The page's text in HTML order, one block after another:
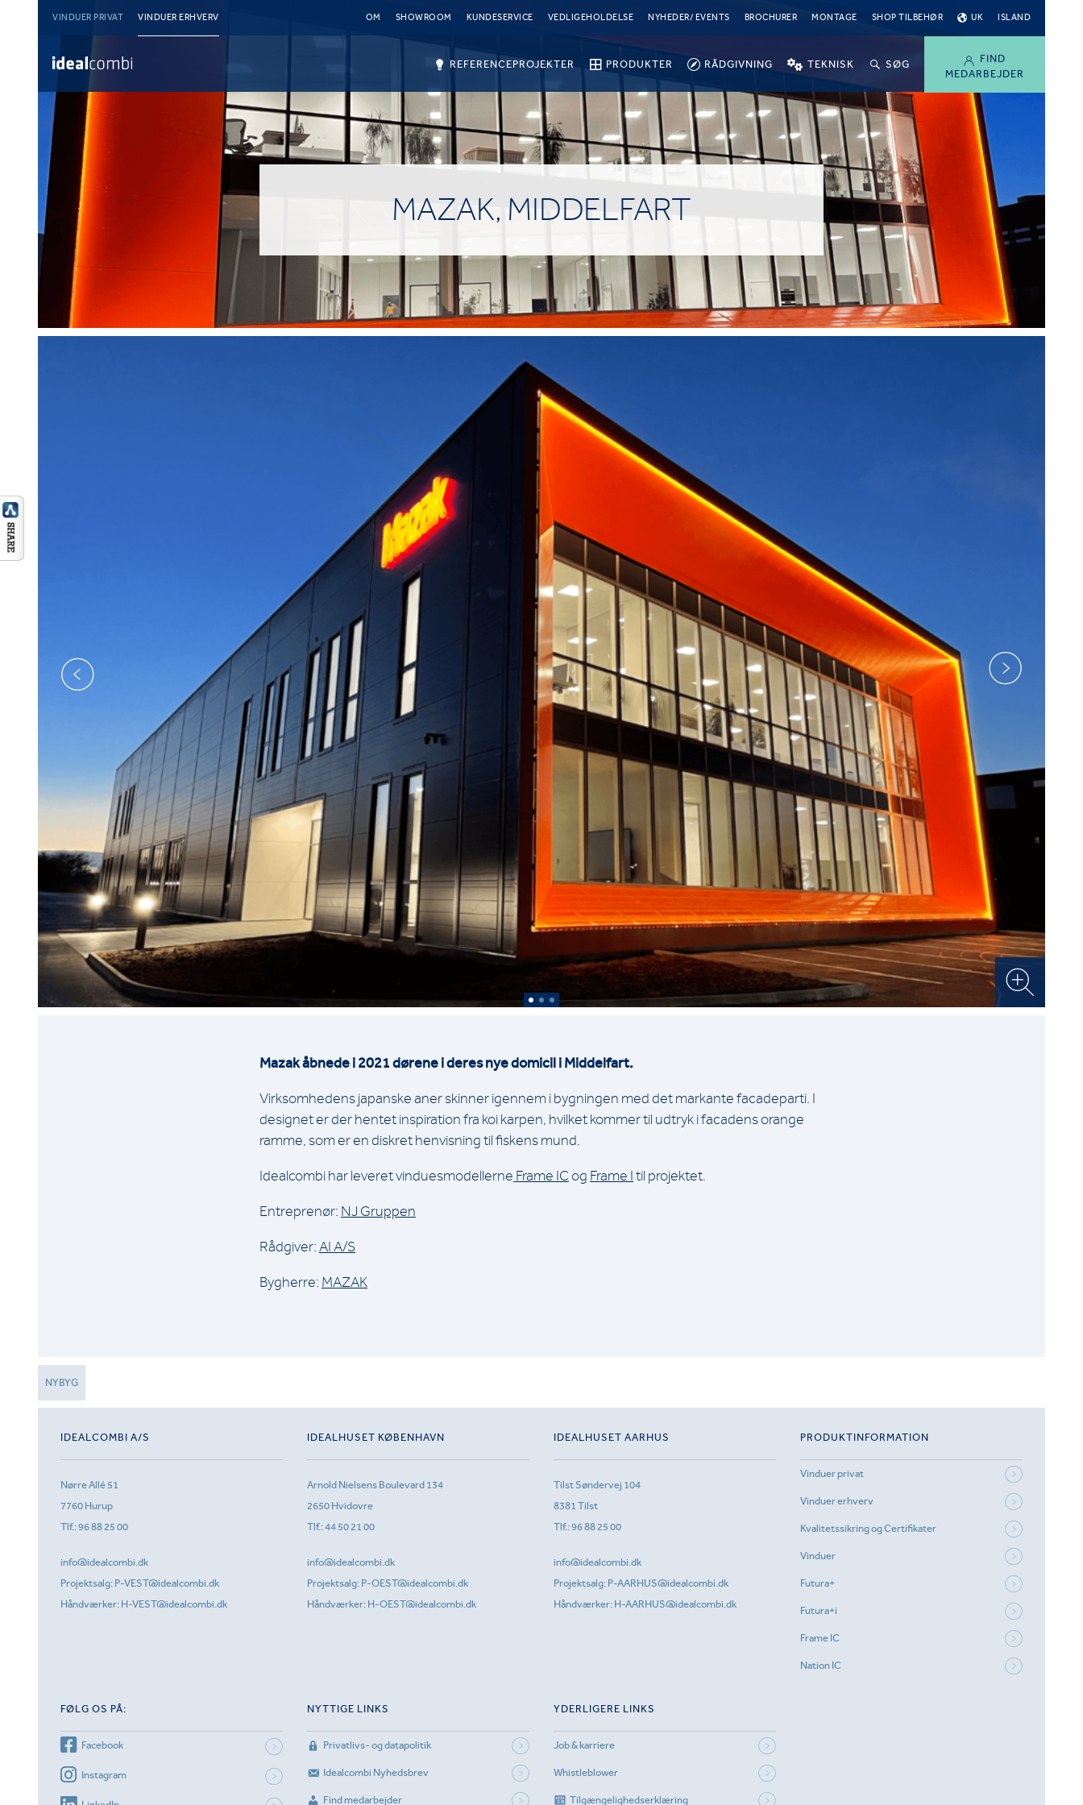
VINDUER PRIVAT VINDUER ERHVERV OM SHOWROOM KUNDESERVICE VEDLIGEHOLDELSE NYHEDER/ EVENTS BROCHURER MONTAGE SHOP TILBEHØR UK ISLAND
FIND
MEDARBEJDER
REFERENCEPROJEKTER PRODUKTER RÅDGIVNING TEKNISK SØG
MAZAK, MIDDELFART
Mazak åbnede i 2021 dørene i deres nye domicil i Middelfart.
Virksomhedens japanske aner skinner igennem i bygningen med det markante facadeparti. I
designet er der hentet inspiration fra koi karpen, hvilket kommer til udtryk i facadens orange
ramme, som er en diskret henvisning til fiskens mund.
Idealcombi har leveret vinduesmodellerne Frame IC og Frame I til projektet.
Entreprenør: NJ Gruppen
Rådgiver: AI A/S
Bygherre: MAZAK
NYBYG
IDEALCOMBI A/S
Nørre Allé 51
7760 Hurup
Tlf.:96 88 25 00
info@idealcombi.dk
Projektsalg: P-VEST@idealcombi.dk
Håndværker: H-VEST@idealcombi.dk
IDEALHUSET KØBENHAVN
Arnold Nielsens Boulevard 134
2650 Hvidovre
Tlf.:44 50 21 00
info@idealcombi.dk
Projektsalg: P-OEST@idealcombi.dk
Håndværker: H-OEST@idealcombi.dk
IDEALHUSET AARHUS
Tilst Søndervej 104
8381 Tilst
Tlf.:96 88 25 00
info@idealcombi.dk
Projektsalg: P-AARHUS@idealcombi.dk
Håndværker: H-AARHUS@idealcombi.dk
PRODUKTINFORMATION
Vinduer privat
Vinduer erhverv
Kvalitetssikring og Certifikater
Vinduer
Futura+
Futura+i
Frame IC
Nation IC
FØLG OS PÅ:
Facebook
Instagram
NYTTIGE LINKS
Privatlivs- og datapolitik
Idealcombi Nyhedsbrev
Find medarbejder
YDERLIGERE LINKS
Job & karriere
Whistleblower
Tilgængelighedserklæring